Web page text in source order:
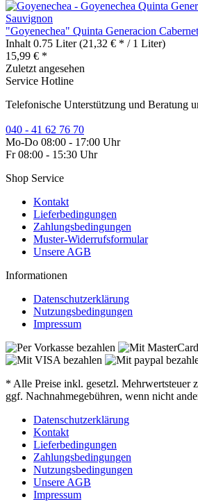
"Goyenechea" Quinta Generacion
Inhalt 0.75 Liter(21,32 € * / 1 Liter)
15,99 € *
Zuletzt angesehen
Service Hotline
Telefonische Unterstützung und Beratung
040 - 41 62 76 70
Mo-Do 08:00 - 17:00 Uhr
Fr 08:00 - 15:30 Uhr
Shop Service
Kontakt
Lieferbedingungen
Zahlungsbedingungen
Muster-Widerrufsformular
Unsere AGB
Informationen
Datenschutzerklärung
Nutzungsbedingungen
Impressum
* Alle Preise inkl. gesetzl. Mehrwertsteuer
ggf. Nachnahmegebühren, wenn nicht
Datenschutzerklärung
Kontakt
Lieferbedingungen
Zahlungsbedingungen
Nutzungsbedingungen
Unsere AGB
Impressum